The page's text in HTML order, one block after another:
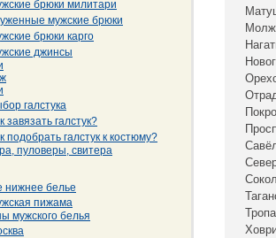
брюки милитари
мужские брюки
брюки карго
джинсы
галстука
завязать галстук?
подобрать галстук к костюму?
пуловеры, свитера
нижнее белье
пижама
мужского белья